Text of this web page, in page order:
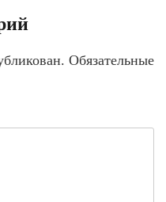
Обязательные